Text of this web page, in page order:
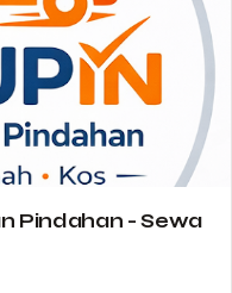
Pindahan - Sewa